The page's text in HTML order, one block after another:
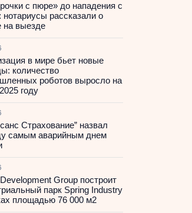
с пюре» до нападения с
нотариусы рассказали о
на выезде
в мире бьет новые
количество
роботов выросло на
году
Страхование” назвал
самым аварийным днем
Group построит
парк Spring Industry
площадью 76 000 м2